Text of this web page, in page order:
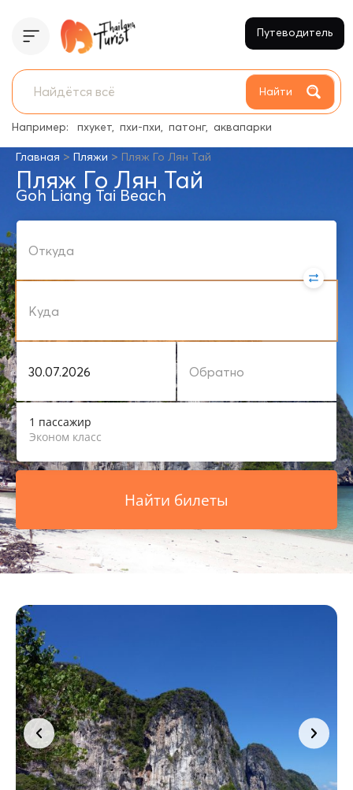
Найти
Например: пхукет пхи-пхи патонг аквапарки
Путеводитель
Главная > Пляжи > Пляж Го Лян Тай
Пляж Го Лян Тай
Goh Liang Tai Beach
1 пассажир
Эконом класс
Найти билеты